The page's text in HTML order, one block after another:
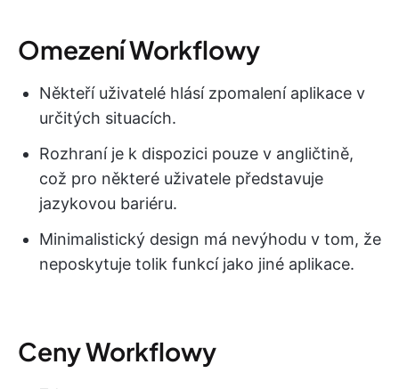
Omezení Workflowy
Někteří uživatelé hlásí zpomalení aplikace v
určitých situacích.
Rozhraní je k dispozici pouze v angličtině,
což pro některé uživatele představuje
jazykovou bariéru.
Minimalistický design má nevýhodu v tom, že
neposkytuje tolik funkcí jako jiné aplikace.
Ceny Workflowy